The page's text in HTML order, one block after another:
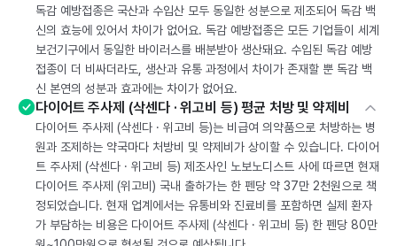
독감 예방접종은 국산과 수입산 모두 동일한 성분으로 제조되어 독감 백
신의 효능에 있어서 차이가 없어요. 독감 예방접종은 모든 기업들이 세계
보건기구에서 동일한 바이러스를 배분받아 생산돼요. 수입된 독감 예방
접종이 더 비싸더라도, 생산과 유통 과정에서 차이가 존재할 뿐 독감 백
신 본연의 성분과 효과에는 차이가 없어요.
다이어트 주사제 (삭센다 · 위고비 등) 평균 처방 및 약제비
다이어트 주사제 (삭센다 · 위고비 등)는 비급여 의약품으로 처방하는 병
원과 조제하는 약국마다 처방비 및 약제비가 상이할 수 있습니다. 다이어
트 주사제 (삭센다 · 위고비 등) 제조사인 노보노디스트 사에 따르면 현재
다이어트 주사제 (위고비) 국내 출하가는 한 펜당 약 37만 2천원으로 책
정되었습니다. 현재 업계에서는 유통비와 진료비를 포함하면 실제 환자
가 부담하는 비용은 다이어트 주사제 (삭센다 · 위고비 등) 한 펜당 80만